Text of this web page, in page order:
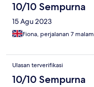
10/10 Sempurna
15 Agu 2023
Fiona, perjalanan 7 malam
Ulasan terverifikasi
10/10 Sempurna